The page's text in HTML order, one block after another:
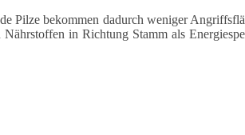
Pilze bekommen dadurch weniger
in Richtung Stamm als